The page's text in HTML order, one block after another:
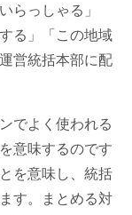
らっしゃる」
る」「この地域
営統括本部に配
でよく使われる
意味するのです
を意味し、統括
す。まとめる対